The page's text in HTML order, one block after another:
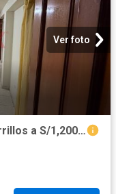
Ver foto
Departamento en alquiler en Chorrillos a S/1,200 al mes